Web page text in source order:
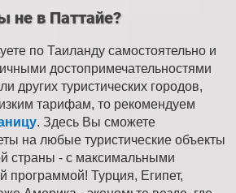
не в Паттайе?
по Таиланду самостоятельно и
достопримечательностями
других туристических городов,
тарифам, то рекомендуем
. Здесь Вы сможете
на любые туристические объекты
страны - с максимальными
программой! Турция, Египет,